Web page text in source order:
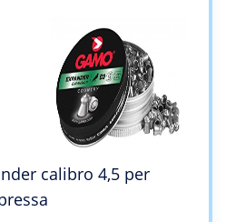
calibro 4,5 per